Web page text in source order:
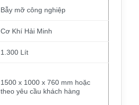
Bẫy mỡ công nghiệp
Cơ Khí Hải Minh
1.300 Lít
1500 x 1000 x 760 mm hoặc
theo yêu cầu khách hàng